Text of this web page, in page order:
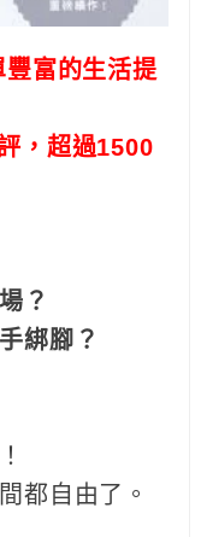
富的生活提
，超過1500
？
綁腳？
都自由了。